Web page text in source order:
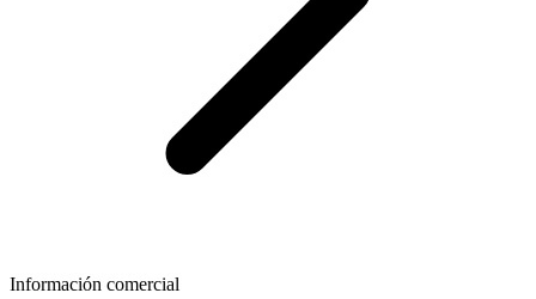
Información comercial